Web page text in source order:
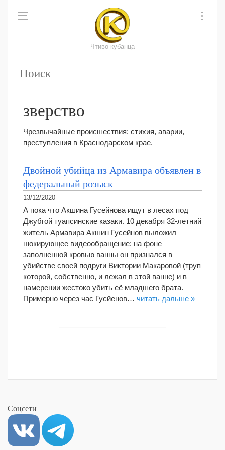
Чтиво кубанца
зверство
Чрезвычайные происшествия: стихия, аварии,
преступления в Краснодарском крае.
Двойной убийца из Армавира объявлен в
федеральный розыск
13/12/2020
А пока что Акшина Гусейнова ищут в лесах под
Джубгой туапсинские казаки. 10 декабря 32-летний
житель Армавира Акшин Гусейнов выложил
шокирующее видеообращение: на фоне
заполненной кровью ванны он признался в
убийстве своей подруги Виктории Макаровой (труп
которой, собственно, и лежал в этой ванне) и в
намерении жестоко убить её младшего брата.
Примерно через час Гусйенов… читать дальше »
Соцсети